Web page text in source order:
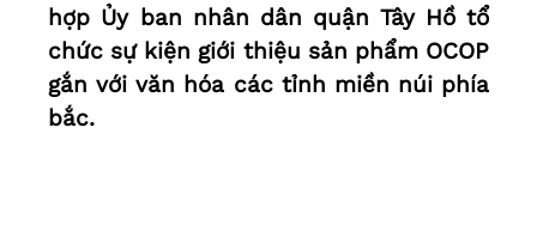
hợp Ủy ban nhân dân quận Tây Hồ tổ
chức sự kiện giới thiệu sản phẩm OCOP
gắn với văn hóa các tỉnh miền núi phía
bắc.